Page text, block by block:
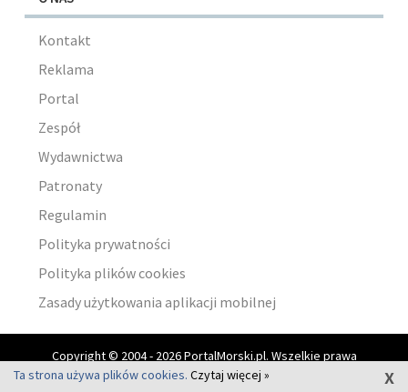
Kontakt
Reklama
Portal
Zespół
Wydawnictwa
Patronaty
Regulamin
Polityka prywatności
Polityka plików cookies
Zasady użytkowania aplikacji mobilnej
Copyright © 2004 - 2026 PortalMorski.pl. Wszelkie prawa
zastrzeżone.
Ta strona używa plików cookies. Czytaj więcej » x